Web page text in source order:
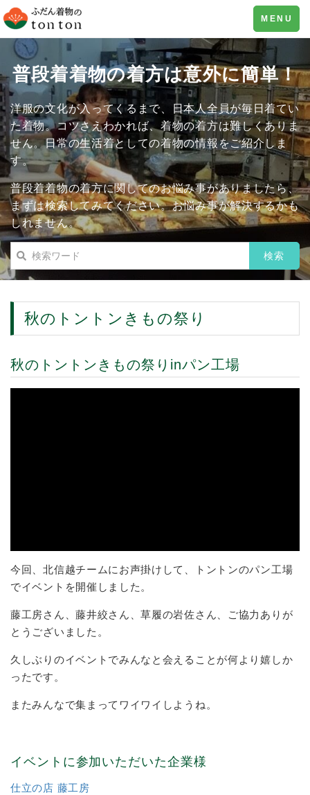
Toggle
navigation
MENU
普段着着物の着方は意外に簡単！
洋服の文化が入ってくるまで、日本人全員が毎日着てい
た着物。コツさえわかれば、着物の着方は難しくありま
せん。日常の生活着としての着物の情報をご紹介しま
す。
普段着着物の着方に関してのお悩み事がありましたら、
まずは検索してみてください。お悩み事が解決するかも
しれません。
秋のトントンきもの祭り
秋のトントンきもの祭りinパン工場
今回、北信越チームにお声掛けして、トントンのパン工場
でイベントを開催しました。
藤工房さん、藤井絞さん、草履の岩佐さん、ご協力ありが
とうございました。
久しぶりのイベントでみんなと会えることが何より嬉しか
ったです。
またみんなで集まってワイワイしようね。
イベントに参加いただいた企業様
仕立の店 藤工房